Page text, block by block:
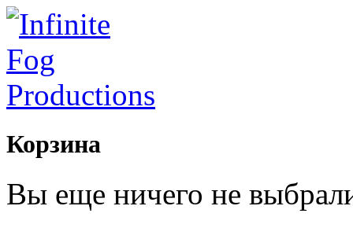
Корзина
Вы еще ничего не